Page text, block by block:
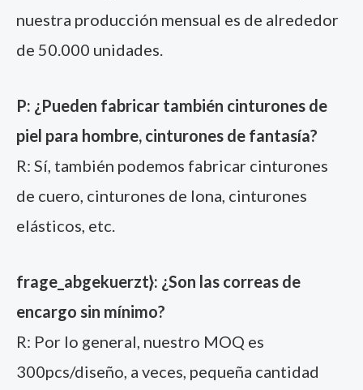
nuestra producción mensual es de alrededor
de 50.000 unidades.
P: ¿Pueden fabricar también cinturones de
piel para hombre, cinturones de fantasía?
R: Sí, también podemos fabricar cinturones
de cuero, cinturones de lona, cinturones
elásticos, etc.
frage_abgekuerzt}: ¿Son las correas de
encargo sin mínimo?
R: Por lo general, nuestro MOQ es
300pcs/diseño, a veces, pequeña cantidad